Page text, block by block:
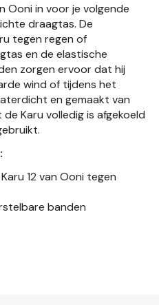
Ooni in voor je volgende
draagtas. De
tegen regen of
en de elastische
zorgen ervoor dat hij
wind of tijdens het
en gemaakt van
Karu volledig is afgekoeld
12 van Ooni tegen
banden